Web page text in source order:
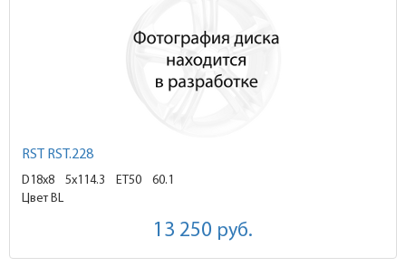
RST RST.228
D18x8 5x114.3 ET50
60.1
Цвет BL
13 250 руб.